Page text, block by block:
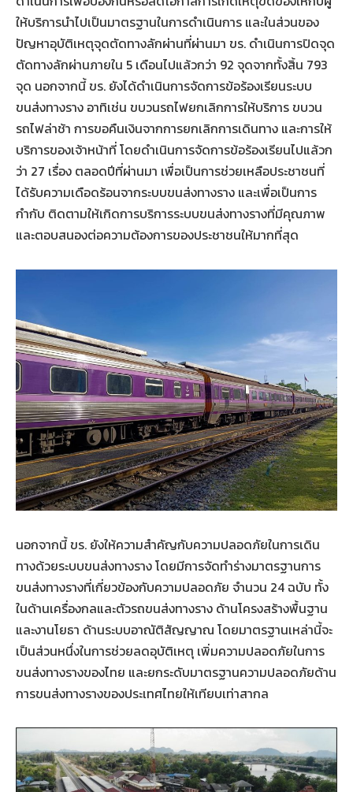
ให้บริการนำไปเป็นมาตรฐานในการดำเนินการ และในส่วนของ
ปัญหาอุบัติเหตุจุดตัดทางลักผ่านที่ผ่านมา ขร. ดำเนินการปิดจุด
ตัดทางลักผ่านภายใน 5 เดือนไปแล้วกว่า 92 จุดจากทั้งสิ้น 793
จุด นอกจากนี้ ขร. ยังได้ดำเนินการจัดการข้อร้องเรียนระบบ
ขนส่งทางราง อาทิเช่น ขบวนรถไฟยกเลิกการให้บริการ ขบวน
รถไฟล่าช้า การขอคืนเงินจากการยกเลิกการเดินทาง และการให้
บริการของเจ้าหน้าที่ โดยดำเนินการจัดการข้อร้องเรียนไปแล้วก
ว่า 27 เรื่อง ตลอดปีที่ผ่านมา เพื่อเป็นการช่วยเหลือประชาชนที่
ได้รับความเดือดร้อนจากระบบขนส่งทางราง และเพื่อเป็นการ
กำกับ ติดตามให้เกิดการบริการระบบขนส่งทางรางที่มีคุณภาพ
และตอบสนองต่อความต้องการของประชาชนให้มากที่สุด
นอกจากนี้ ขร. ยังให้ความสำคัญกับความปลอดภัยในการเดิน
ทางด้วยระบบขนส่งทางราง โดยมีการจัดทำร่างมาตรฐานการ
ขนส่งทางรางที่เกี่ยวข้องกับความปลอดภัย จำนวน 24 ฉบับ ทั้ง
ในด้านเครื่องกลและตัวรถขนส่งทางราง ด้านโครงสร้างพื้นฐาน
และงานโยธา ด้านระบบอาณัติสัญญาณ โดยมาตรฐานเหล่านี้จะ
เป็นส่วนหนึ่งในการช่วยลดอุบัติเหตุ เพิ่มความปลอดภัยในการ
ขนส่งทางรางของไทย และยกระดับมาตรฐานความปลอดภัยด้าน
การขนส่งทางรางของประเทศไทยให้เทียบเท่าสากล